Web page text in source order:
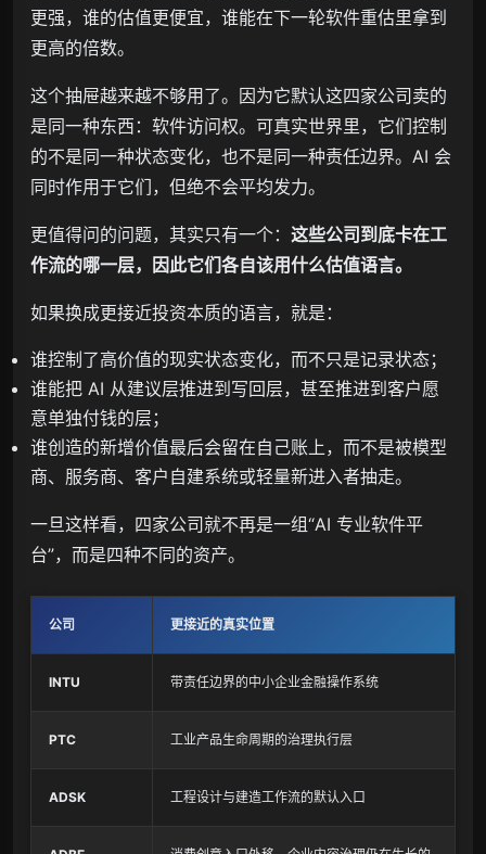
更强，谁的估值更便宜，谁能在下一轮软件重估里拿到
更高的倍数。
这个抽屉越来越不够用了。因为它默认这四家公司卖的
是同一种东西：软件访问权。可真实世界里，它们控制
的不是同一种状态变化，也不是同一种责任边界。AI 会
同时作用于它们，但绝不会平均发力。
更值得问的问题，其实只有一个： 这些公司到底卡在工
作流的哪一层，因此它们各自该用什么估值语言。
如果换成更接近投资本质的语言，就是：
谁控制了高价值的现实状态变化，而不只是记录状态；
谁能把 AI 从建议层推进到写回层，甚至推进到客户愿
意单独付钱的层；
谁创造的新增价值最后会留在自己账上，而不是被模型
商、服务商、客户自建系统或轻量新进入者抽走。
一旦这样看，四家公司就不再是一组“AI 专业软件平
台”，而是四种不同的资产。
公司 更接近的真实位置
INTU 带责任边界的中小企业金融操作系统
PTC 工业产品生命周期的治理执行层
ADSK 工程设计与建造工作流的默认入口